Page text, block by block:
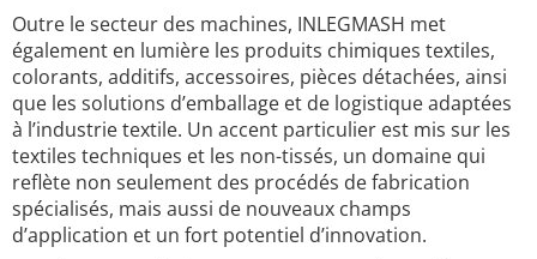
Outre le secteur des machines, INLEGMASH met
également en lumière les produits chimiques textiles,
colorants, additifs, accessoires, pièces détachées, ainsi
que les solutions d’emballage et de logistique adaptées
à l’industrie textile. Un accent particulier est mis sur les
textiles techniques et les non-tissés, un domaine qui
reflète non seulement des procédés de fabrication
spécialisés, mais aussi de nouveaux champs
d’application et un fort potentiel d’innovation.